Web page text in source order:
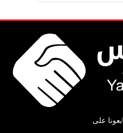
على